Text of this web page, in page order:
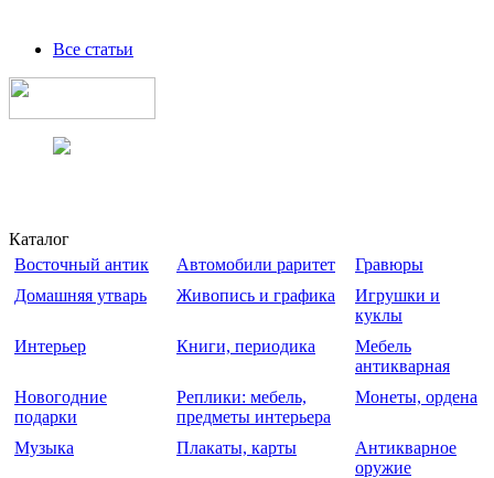
Все статьи
Каталог
Восточный антик
Автомобили раритет
Гравюры
Домашняя утварь
Живопись и графика
Игрушки и
куклы
Интерьер
Книги, периодика
Мебель
антикварная
Новогодние
подарки
Реплики: мебель,
предметы интерьера
Монеты, ордена
Музыка Плакаты, карты
Антикварное
оружие